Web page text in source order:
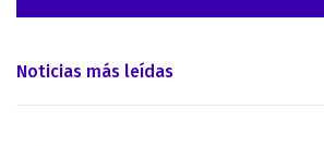
Noticias más leídas